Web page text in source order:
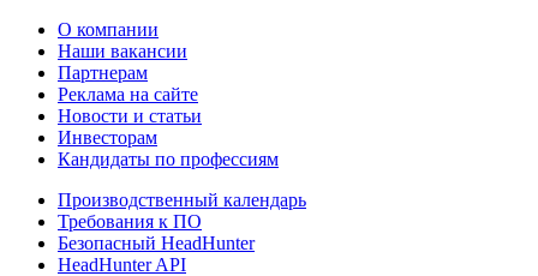
О компании
Наши вакансии
Партнерам
Реклама на сайте
Новости и статьи
Инвесторам
Кандидаты по профессиям
Производственный календарь
Требования к ПО
Безопасный HeadHunter
HeadHunter API